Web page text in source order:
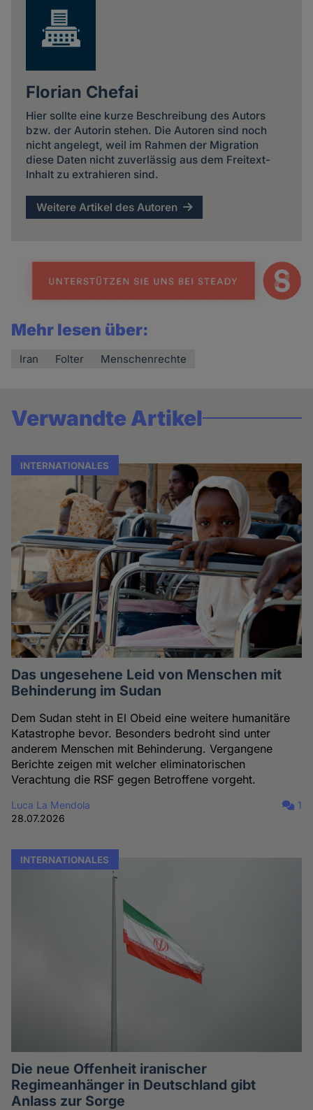
Florian Chefai
Hier sollte eine kurze Beschreibung des Autors
bzw. der Autorin stehen. Die Autoren sind noch
nicht angelegt, weil im Rahmen der Migration
diese Daten nicht zuverlässig aus dem Freitext-
Inhalt zu extrahieren sind.
Weitere Artikel des Autoren
Mehr lesen über:
Iran Folter Menschenrechte
Verwandte Artikel
INTERNATIONALES
Das ungesehene Leid von Menschen mit
Behinderung im Sudan
Dem Sudan steht in El Obeid eine weitere humanitäre
Katastrophe bevor. Besonders bedroht sind unter
anderem Menschen mit Behinderung. Vergangene
Berichte zeigen mit welcher eliminatorischen
Verachtung die RSF gegen Betroffene vorgeht.
Luca La Mendola
28.07.2026
1
INTERNATIONALES
Die neue Offenheit iranischer
Regimeanhänger in Deutschland gibt
Anlass zur Sorge